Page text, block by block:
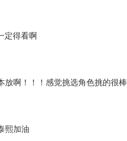
定得看啊
啊！！！感觉挑选角色挑的很棒
熙加油